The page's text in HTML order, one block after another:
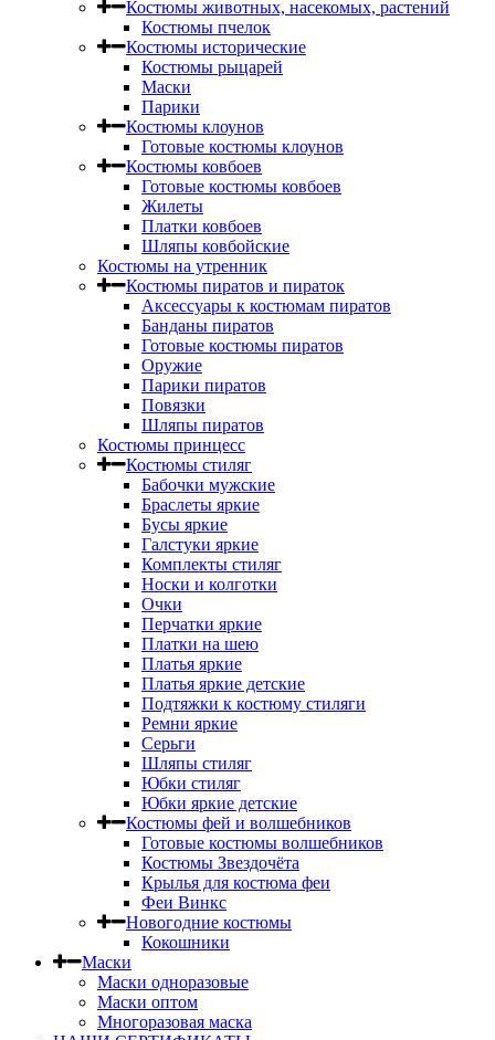
Костюмы животных, насекомых, растений
Костюмы пчелок
Костюмы исторические
Костюмы рыцарей
Маски
Парики
Костюмы клоунов
Готовые костюмы клоунов
Костюмы ковбоев
Готовые костюмы ковбоев
Жилеты
Платки ковбоев
Шляпы ковбойские
Костюмы на утренник
Костюмы пиратов и пираток
Аксессуары к костюмам пиратов
Банданы пиратов
Готовые костюмы пиратов
Оружие
Парики пиратов
Повязки
Шляпы пиратов
Костюмы принцесс
Костюмы стиляг
Бабочки мужские
Браслеты яркие
Бусы яркие
Галстуки яркие
Комплекты стиляг
Носки и колготки
Очки
Перчатки яркие
Платки на шею
Платья яркие
Платья яркие детские
Подтяжки к костюму стиляги
Ремни яркие
Серьги
Шляпы стиляг
Юбки стиляг
Юбки яркие детские
Костюмы фей и волшебников
Готовые костюмы волшебников
Костюмы Звездочёта
Крылья для костюма феи
Феи Винкс
Новогодние костюмы
Кокошники
Маски
Маски одноразовые
Маски оптом
Многоразовая маска